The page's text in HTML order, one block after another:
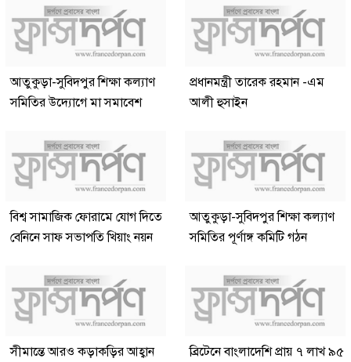
আতুকুড়া-সুবিদপুর শিক্ষা কল্যাণ
সমিতির উদ্যোগে মা সমাবেশ
প্রধানমন্ত্রী তারেক রহমান -এম
আলী হুসাইন
বিশ্ব সামাজিক ফোরামে যোগ দিতে
বেনিনে সাফ সভাপতি খিয়াং নয়ন
আতুকুড়া-সুবিদপুর শিক্ষা কল্যাণ
সমিতির পূর্ণাঙ্গ কমিটি গঠন
সীমান্তে আরও কড়াকড়ির আহ্বান
ব্রিটেনে বাংলাদেশি প্রায় ৭ লাখ ৯৫